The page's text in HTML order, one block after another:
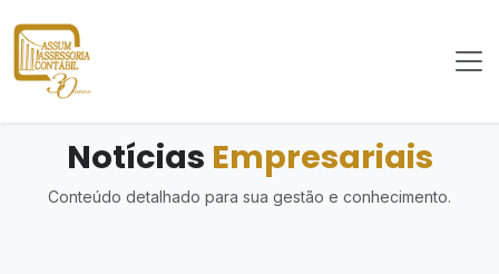
Notícias Empresariais
Conteúdo detalhado para sua gestão e conhecimento.